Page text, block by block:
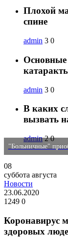
Плохой
спине
admin 3 0
admin 3 0
В каких
вызвать
admin 2 0
"Больничные"
08
суббота августа
Новости
23.06.2020
1249 0
Коронавирус
здоровых